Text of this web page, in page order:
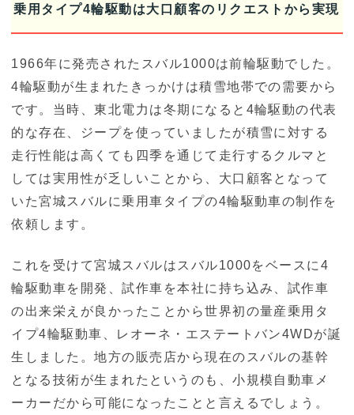
乗用タイプ4輪駆動は大口顧客のリクエストから実現
1966年に発売されたスバル1000は前輪駆動でした。
4輪駆動が生まれたきっかけは積雪地帯での需要から
です。当時、東北電力は冬期になると4輪駆動の代表
的な存在、ジープを使っていましたが積雪に対する
走行性能は高くても四季を通じて走行するクルマと
しては実用性が乏しいことから、大口顧客となって
いた宮城スバルに乗用車タイプの4輪駆動車の制作を
依頼します。
これを受けて宮城スバルはスバル1000をベースに4
輪駆動車を開発、試作車を本社に持ち込み、試作車
の出来栄えが良かったことから世界初の量産乗用タ
イプ4輪駆動車、レオーネ・エステートバン4WDが誕
生しました。地方の販売店から現在のスバルの基幹
となる技術が生まれたというのも、小規模自動車メ
ーカーだから可能になったことと言えるでしょう。